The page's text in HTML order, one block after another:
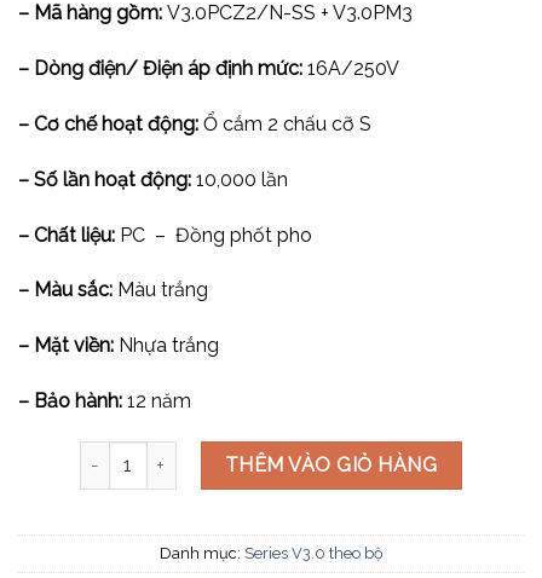
– Mã hàng gồm: V3.0PCZ2/N-SS + V3.0PM3
– Dòng điện/ Điện áp định mức: 16A/250V
– Cơ chế hoạt động: Ổ cắm 2 chấu cỡ S
– Số lần hoạt động: 10,000 lần
– Chất liệu: PC – Đồng phốt pho
– Màu sắc: Màu trắng
– Mặt viền: Nhựa trắng
– Bảo hành: 12 năm
Bộ 2 ổ cắm 2 chấu V3.0PCZ2/N-SS + V3.0PM3 số lượng
THÊM VÀO GIỎ HÀNG
Danh mục: Series V3.0 theo bộ